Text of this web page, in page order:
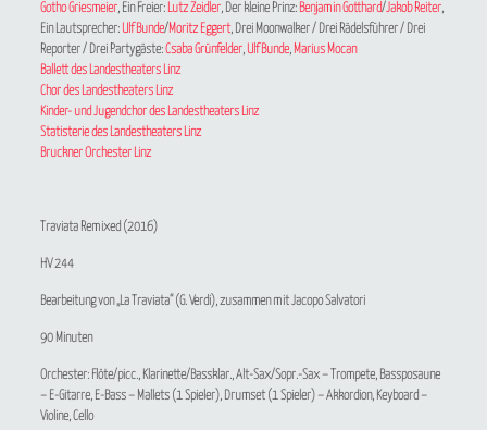
Gotho Griesmeier, Ein Freier: Lutz Zeidler, Der kleine Prinz: Benjamin Gotthard/Jakob Reiter,
Ein Lautsprecher: Ulf Bunde/Moritz Eggert, Drei Moonwalker / Drei Rädelsführer / Drei
Reporter / Drei Partygäste:Csaba Grünfelder, Ulf Bunde, Marius Mocan
Ballett des Landestheaters Linz
Chor des Landestheaters Linz
Kinder- und Jugendchor des Landestheaters Linz
Statisterie des Landestheaters Linz
Bruckner Orchester Linz
Traviata Remixed(2016)
HV 244
Bearbeitung von „La Traviata“ (G. Verdi), zusammen mit Jacopo Salvatori
90 Minuten
Orchester: Flöte/picc., Klarinette/Bassklar., Alt-Sax/Sopr.-Sax – Trompete, Bassposaune
– E-Gitarre, E-Bass – Mallets (1 Spieler), Drumset (1 Spieler) – Akkordion, Keyboard –
Violine, Cello